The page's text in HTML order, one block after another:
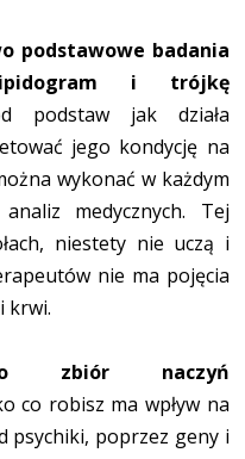
podstawowe badania
i trójkę
podstaw jak działa
jego kondycję na
wykonać w każdym
medycznych. Tej
niestety nie uczą i
nie ma pojęcia
krwi.
zbiór naczyń
co robisz ma wpływ na
psychiki, poprzez geny i